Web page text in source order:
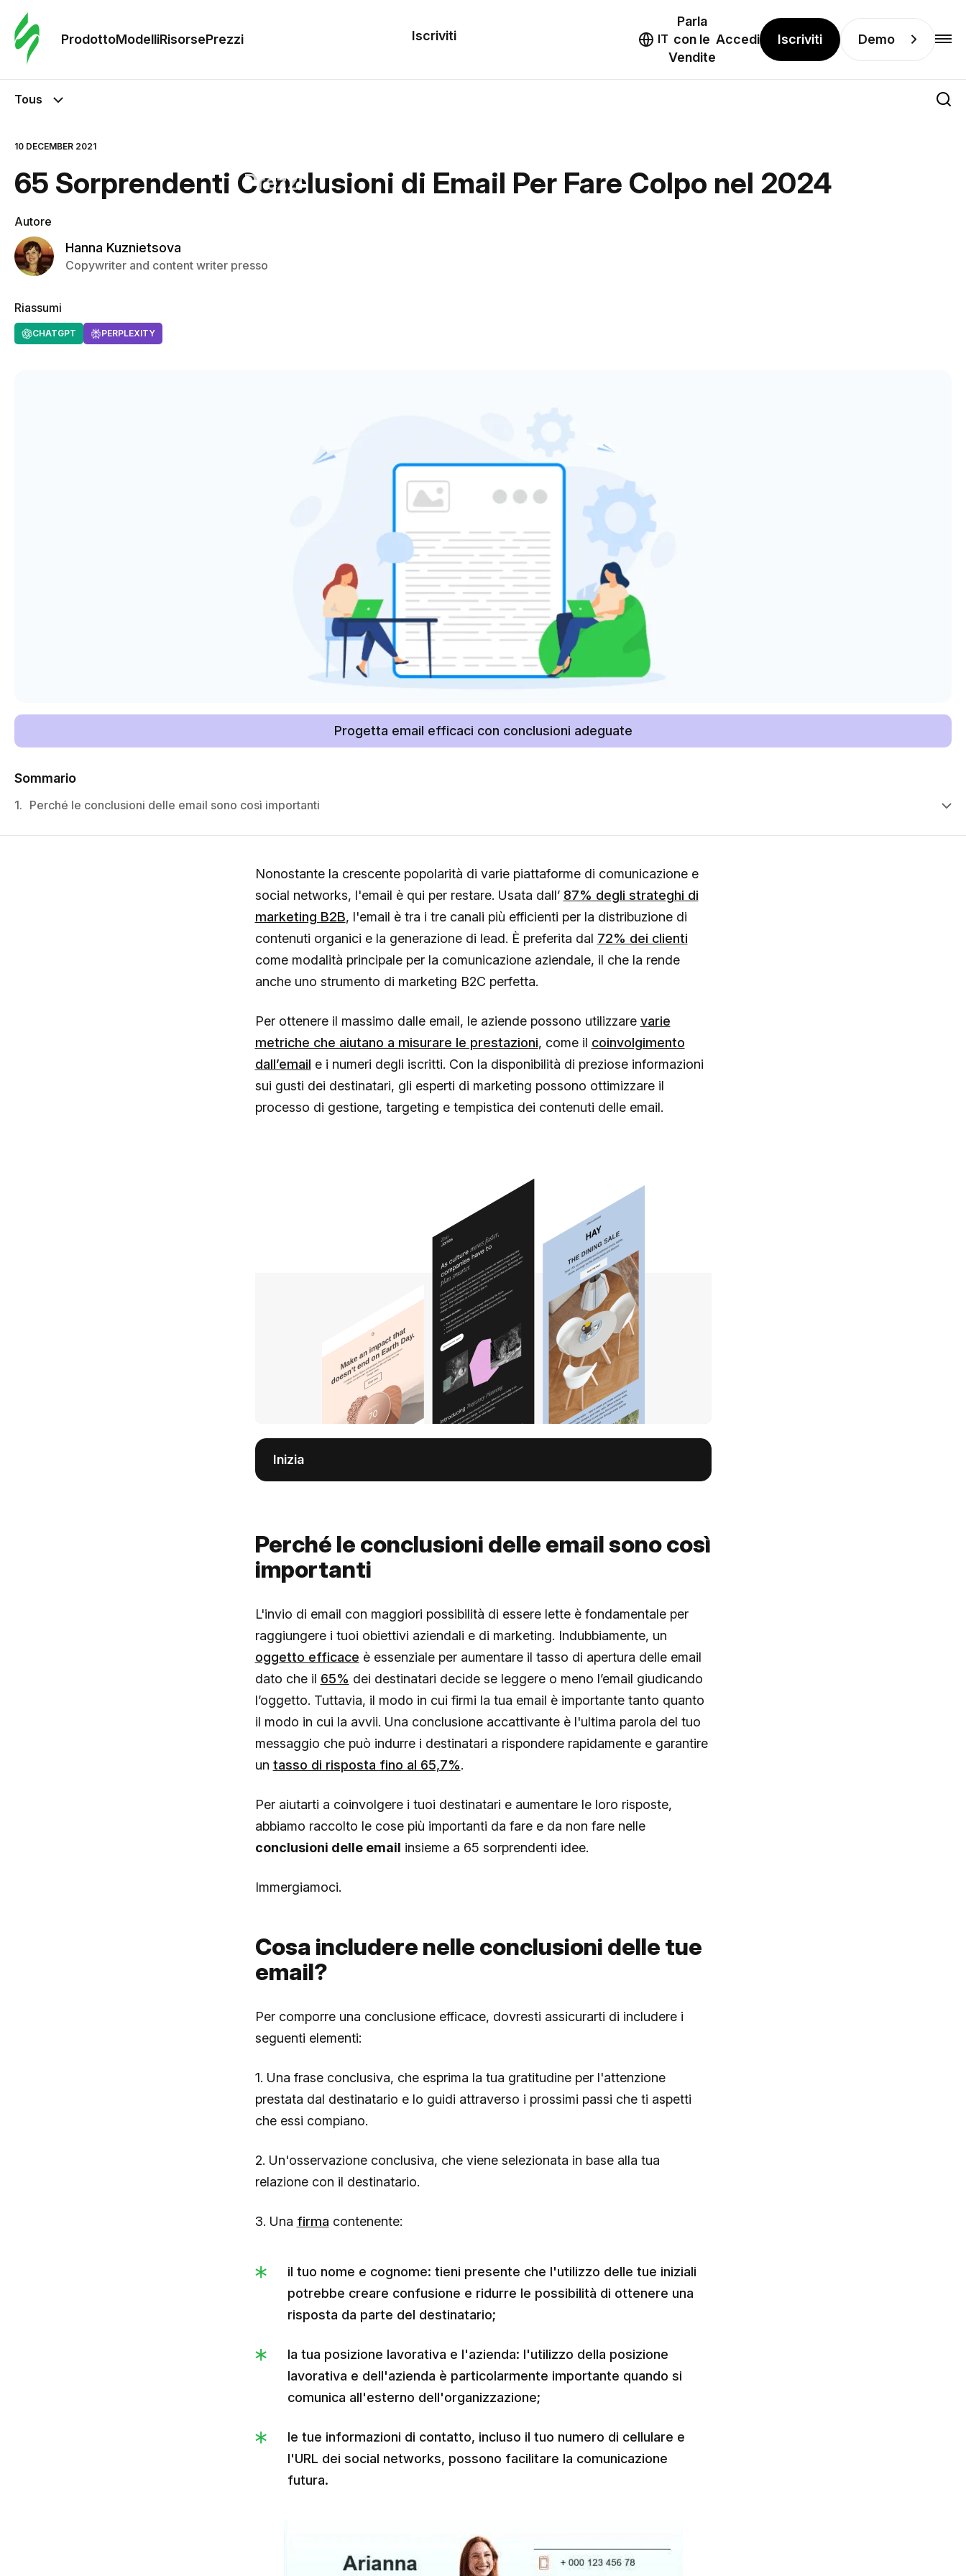
ProdottoModelliRisorsePrezzi
Modelli
Prezzi
Iscriviti IT
Parla
con le
Vendite
Accedi Iscriviti Demo
Tous
10 DECEMBER 2021
65 Sorprendenti Conclusioni di Email Per Fare Colpo nel 2024
Autore
Hanna Kuznietsova
Copywriter and content writer presso
Riassumi
CHATGPT PERPLEXITY
Progetta email efficaci con conclusioni adeguate
Sommario
1. Perché le conclusioni delle email sono così importanti
Nonostante la crescente popolarità di varie piattaforme di comunicazione e
social networks, l'email è qui per restare. Usata dall’ 87% degli strateghi di
marketing B2B, l'email è tra i tre canali più efficienti per la distribuzione di
contenuti organici e la generazione di lead. È preferita dal 72% dei clienti
come modalità principale per la comunicazione aziendale, il che la rende
anche uno strumento di marketing B2C perfetta.
Per ottenere il massimo dalle email, le aziende possono utilizzare varie
metriche che aiutano a misurare le prestazioni, come il coinvolgimento
dall’email e i numeri degli iscritti. Con la disponibilità di preziose informazioni
sui gusti dei destinatari, gli esperti di marketing possono ottimizzare il
processo di gestione, targeting e tempistica dei contenuti delle email.
Inizia
Perché le conclusioni delle email sono così
importanti
L'invio di email con maggiori possibilità di essere lette è fondamentale per
raggiungere i tuoi obiettivi aziendali e di marketing. Indubbiamente, un
oggetto efficace è essenziale per aumentare il tasso di apertura delle email
dato che il 65% dei destinatari decide se leggere o meno l’email giudicando
l’oggetto. Tuttavia, il modo in cui firmi la tua email è importante tanto quanto
il modo in cui la avvii. Una conclusione accattivante è l'ultima parola del tuo
messaggio che può indurre i destinatari a rispondere rapidamente e garantire
un tasso di risposta fino al 65,7%.
Per aiutarti a coinvolgere i tuoi destinatari e aumentare le loro risposte,
abbiamo raccolto le cose più importanti da fare e da non fare nelle
conclusioni delle email insieme a 65 sorprendenti idee.
Immergiamoci.
Cosa includere nelle conclusioni delle tue
email?
Per comporre una conclusione efficace, dovresti assicurarti di includere i
seguenti elementi:
1. Una frase conclusiva, che esprima la tua gratitudine per l'attenzione
prestata dal destinatario e lo guidi attraverso i prossimi passi che ti aspetti
che essi compiano.
2. Un'osservazione conclusiva, che viene selezionata in base alla tua
relazione con il destinatario.
3. Una firma contenente:
il tuo nome e cognome: tieni presente che l'utilizzo delle tue iniziali
potrebbe creare confusione e ridurre le possibilità di ottenere una
risposta da parte del destinatario;
la tua posizione lavorativa e l'azienda: l'utilizzo della posizione
lavorativa e dell'azienda è particolarmente importante quando si
comunica all'esterno dell'organizzazione;
le tue informazioni di contatto, incluso il tuo numero di cellulare e
l'URL dei social networks, possono facilitare la comunicazione
futura.